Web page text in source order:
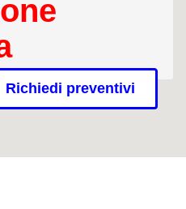
Richiedi preventivi